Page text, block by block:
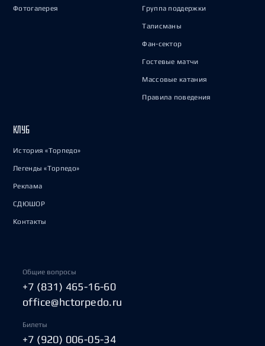
Фотогалерея Группа поддержки
Талисманы
Фан-сектор
Гостевые матчи
Массовые катания
Правила поведения
КЛУБ
История «Торпедо»
Легенды «Торпедо»
Реклама
СДЮШОР
Контакты
Общие вопросы
+7 (831) 465-16-60
office@hctorpedo.ru
Билеты
+7 (920) 006-05-34